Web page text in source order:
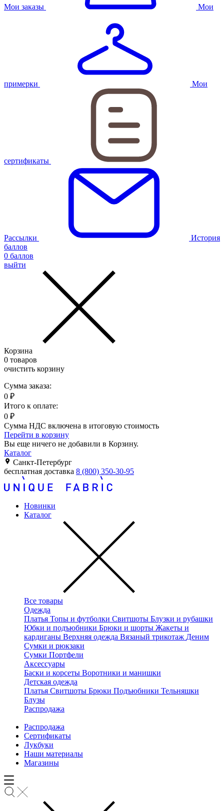
Мои заказы Мои
примерки Мои
сертификаты
Рассылки
История
баллов
0 баллов
выйти
Корзина
0 товаров
очистить корзину
Сумма заказа:
0 ₽
Итого к оплате:
0 ₽
Сумма НДС включена в итоговую стоимость
Перейти в корзину
Вы еще ничего не добавили в Корзину.
Каталог
Санкт-Петербург
бесплатная доставка 8 (800) 350-30-95
Новинки
Каталог
Все товары
Одежда
Платья Топы и футболки Свитшоты Блузки и рубашки
Юбки и подъюбники Брюки и шорты Жакеты и
кардиганы Верхняя одежда Вязаный трикотаж Деним
Сумки и рюкзаки
Сумки Портфели
Аксессуары
Баски и корсеты Воротники и манишки
Детская одежда
Платья Свитшоты Брюки Подъюбники Тельняшки
Блузы
Распродажа
Распродажа
Сертификаты
Лукбуки
Наши материалы
Магазины